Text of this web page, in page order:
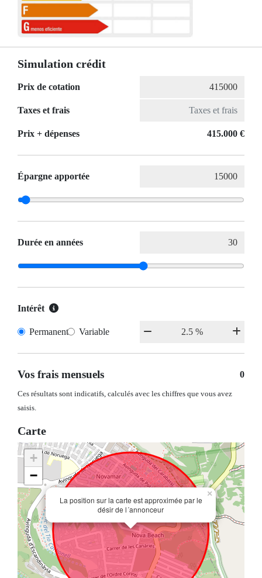
Simulation crédit
Prix de cotation
Taxes et frais
Prix ​​+ dépenses 415.000 €
Épargne apportée
Durée en années
Intérêt
Permanent Variable
Vos frais mensuels 0
Ces résultats sont indicatifs, calculés avec les chiffres que vous avez
saisis.
Carte
La position sur la carte est approximée par le
désir de l´annonceur
×
+
−